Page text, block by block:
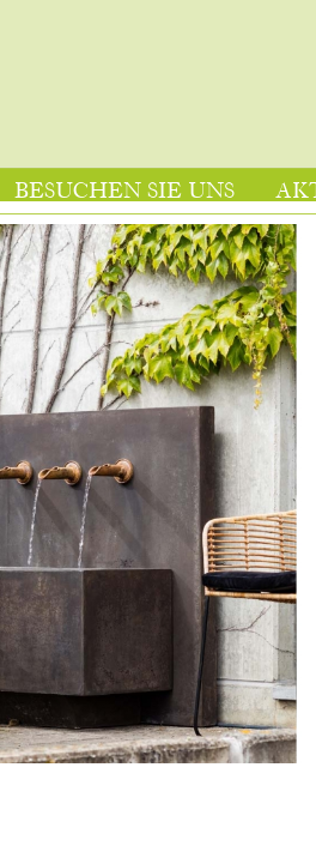
BESUCHEN SIE UNS